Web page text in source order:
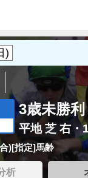
3歳未勝利
平地 芝 右・
)[指定]馬齢
析